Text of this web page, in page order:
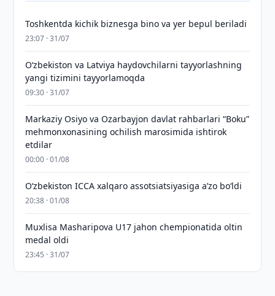
Toshkentda kichik biznesga bino va yer bepul beriladi
23:07 · 31/07
Oʻzbekiston va Latviya haydovchilarni tayyorlashning
yangi tizimini tayyorlamoqda
09:30 · 31/07
Markaziy Osiyo va Ozarbayjon davlat rahbarlari “Boku”
mehmonxonasining ochilish marosimida ishtirok
etdilar
00:00 · 01/08
O‘zbekiston ICCA xalqaro assotsiatsiyasiga aʼzo bo‘ldi
20:38 · 01/08
Muxlisa Masharipova U17 jahon chempionatida oltin
medal oldi
23:45 · 31/07